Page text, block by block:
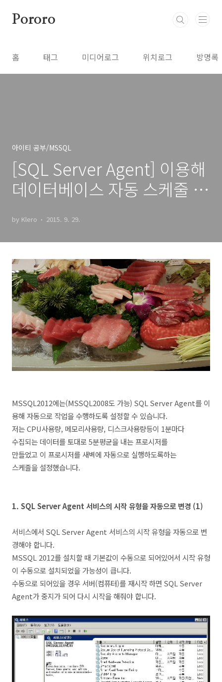
Pororo
홈 태그 미디어로그 위치로그 방명록
아이티 공부/MSSQL
[SQL Server Agent] 이용해
데이터베이스 자동 스케줄 설
by Klero 2015. 9. 29.
MSSQL2012에는(MSSQL2008도 가능) SQL Server Agent를 이
용해 자동으로 작업을 수행하도록 설정할 수 있습니다.
저는 CPU사용량, 메모리사용량, 디스크사용량등이 1분마다
수집되는 데이터를 토대로 5분평균을 내는 프로시저를
만들었고 이 프로시저를 새벽에 자동으로 실행하도록하는
스케줄을 설정했습니다.
1. SQL Server Agent 서비스의 시작 유형을 자동으로 변경 (1)
서비스에서 SQL Server Agent 서비스의 시작 유형을 자동으로 변
경해야 합니다.
MSSQL 2012를 설치할 때 기본값이 수동으로 되어있어서 시작 유형
이 수동으로 설치되었을 가능성이 큽니다.
수동으로 되어있을 경우 서버(컴퓨터)를 재시작 하면 SQL Server
Agent가 중지가 되어 다시 시작을 해줘야 합니다.